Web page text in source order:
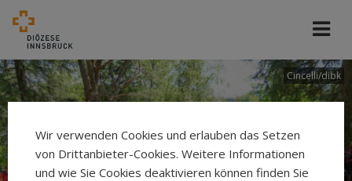
Cincelli/dibk
Wir verwenden Cookies und erlauben das Setzen
von Drittanbieter-Cookies. Weitere Informationen
und wie Sie Cookies deaktivieren können finden Sie